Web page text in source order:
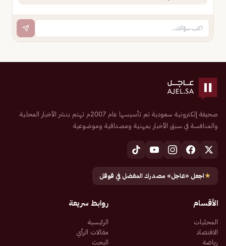
صحيفة إلكترونية سعودية تم تأسيسها عام 2007م تهتم بنشر الأخبار المحلية
والمنافسة في سبق الأخبار بمهنية ومصداقية وموضوعية
★اجعل «عاجل» مصدرك المفضل في قوقل
الأقسام
المحليات
الاقتصاد
رياضة
روابط سريعة
الرئيسية
مقالات الرأي
البحث